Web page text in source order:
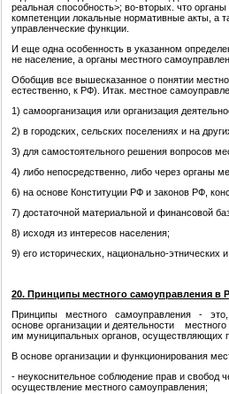
реальная способность>; во-вторых. что
компетенции локальные нормативные акты,
управленческие функции.
И еще одна особенность в указанном
не население, а органы местного
Обобщив все вышесказанное о понятии
естественно, к РФ). Итак. местное
1) самоорганизация или организация
2) в городских, сельских поселениях и на
3) для самостоятельного решения вопросов
4) либо непосредственно, либо через органы
6) на основе Конституции РФ и законов РФ,
7) достаточной материальной и финансовой
8) исходя из интересов населения;
9) его исторических, национально-
20. Принципы местного самоуправления в
Принципы местного самоуправления - это,
основе организации и деятельности
им муниципальных органов, осуществляющих
В основе организации и функционирования
- неукоснительное соблюдение прав и свобод
осуществление местного самоуправления;